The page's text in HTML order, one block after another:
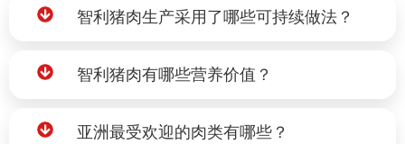
智利猪肉生产采用了哪些可持续做法？
智利猪肉有哪些营养价值？
亚洲最受欢迎的肉类有哪些？